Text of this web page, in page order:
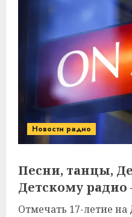
Новости радио
Песни, танцы,
Детскому радио
Отмечать 17-летие